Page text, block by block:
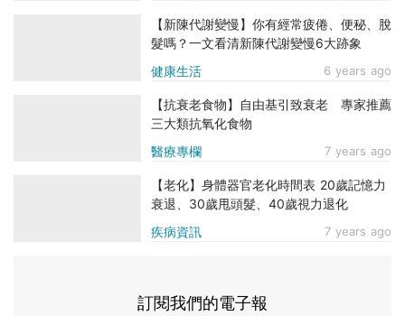
健康生活 6 years ago
【新陳代謝變慢】你有經常疲倦、便秘、脫
髮嗎？一文看清新陳代謝變慢6大跡象
醫療專欄 7 years ago
【抗衰老食物】自由基引致衰老 專家推薦
三大類抗氧化食物
疾病資訊 7 years ago
【老化】身體器官老化時間表 20歲記憶力
衰退、30歲甩頭髮、40歲視力退化
訂閱我們的電子報